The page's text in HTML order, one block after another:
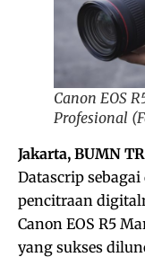
Canon EOS
Profesional
Jakarta, BUMN
Datascrip
pencitraan
Canon EOS R5
yang sukses